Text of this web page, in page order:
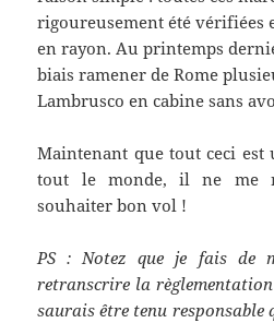
rigoureusement été vérifiées
en rayon. Au printemps
biais ramener de Rome
Lambrusco en cabine sans
Maintenant que tout ceci
tout le monde, il ne me
souhaiter bon vol !
PS : Notez que je fais de
retranscrire la
saurais être tenu responsable